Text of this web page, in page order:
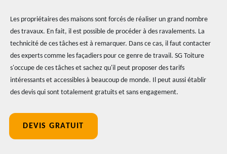
Les propriétaires des maisons sont forcés de réaliser un grand nombre
des travaux. En fait, il est possible de procéder à des ravalements. La
technicité de ces tâches est à remarquer. Dans ce cas, il faut contacter
des experts comme les façadiers pour ce genre de travail. SG Toiture
s'occupe de ces tâches et sachez qu'il peut proposer des tarifs
intéressants et accessibles à beaucoup de monde. Il peut aussi établir
des devis qui sont totalement gratuits et sans engagement.
DEVIS GRATUIT